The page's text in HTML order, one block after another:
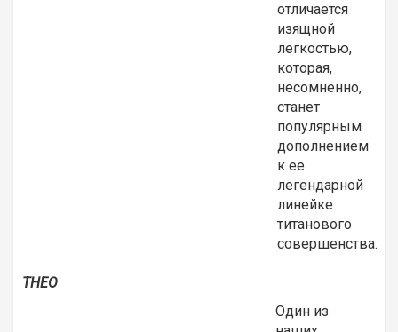
отличается
изящной
легкостью,
которая,
несомненно,
станет
популярным
дополнением
к ее
легендарной
линейке
титанового
совершенства.
THEO
Один из